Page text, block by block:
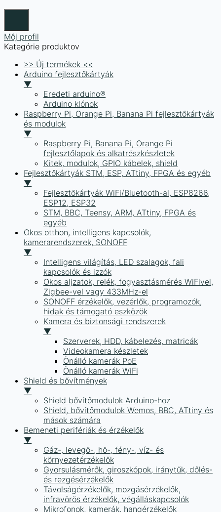
Môj profil
Kategórie produktov
>> Új termékek <<
Arduino fejlesztőkártyák
▼
Eredeti arduino®
Arduino klónok
Raspberry Pi, Orange Pi, Banana Pi fejlesztőkártyák
és modulok
▼
Raspberry Pi, Banana Pi, Orange Pi
fejlesztőlapok és alkatrészkészletek
Kitek, modulok, GPIO kábelek, shield
Fejlesztőkártyák STM, ESP, ATtiny, FPGA és egyéb
▼
Fejlesztőkártyák WiFi/Bluetooth-al, ESP8266,
ESP12, ESP32
STM, BBC, Teensy, ARM, ATtiny, FPGA és
egyéb
Okos otthon, intelligens kapcsolók,
kamerarendszerek, SONOFF
▼
Intelligens világítás, LED szalagok, fali
kapcsolók és izzók
Okos aljzatok, relék, fogyasztásmérés WiFivel,
Zigbee-vel vagy 433MHz-el
SONOFF érzékelők, vezérlők, programozók,
hidak és támogató eszközök
Kamera és biztonsági rendszerek
▼
Szerverek, HDD, kábelezés, matricák
Videokamera készletek
Önálló kamerák PoE
Önálló kamerák WiFi
Shield és bővítmények
▼
Shield bővítőmodulok Arduino-hoz
Shield, bővítőmodulok Wemos, BBC, ATtiny és
mások számára
Bemeneti perifériák és érzékelők
▼
Gáz-, levegő-, hő-, fény-, víz- és
környezetérzékelők
Gyorsulásmérők, giroszkópok, iránytűk, dőlés-
és rezgésérzékelők
Távolságérzékelők, mozgásérzékelők,
infravörös érzékelők, végálláskapcsolók
Mikrofonok, kamerák, hangérzékelők